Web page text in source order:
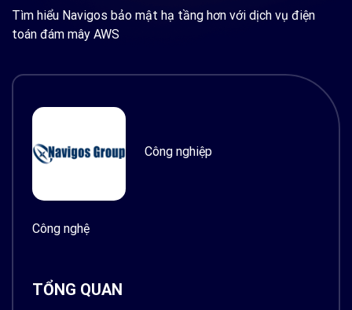
Tìm hiểu Navigos bảo mật hạ tầng hơn với dịch vụ điện
toán đám mây AWS
Công nghiệp
Công nghệ
TỔNG QUAN